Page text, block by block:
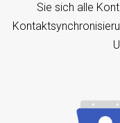
Sie sich alle